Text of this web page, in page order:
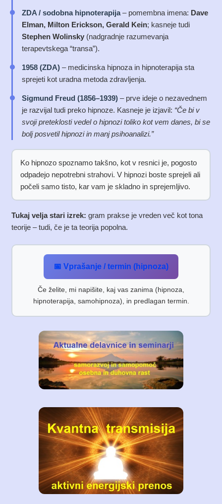
ZDA / sodobna hipnoterapija– pomembna imena: Dave
Elman, Milton Erickson, Gerald Kein; kasneje tudi
Stephen Wolinsky (nadgradnje razumevanja
terapevtskega “transa”).
1958 (ZDA) – medicinska hipnoza in hipnoterapija sta
sprejeti kot uradna metoda zdravljenja.
Sigmund Freud (1856–1939) – prve ideje o nezavednem
je razvijal tudi preko hipnoze. Kasneje je izjavil: “Če bi v
svoji preteklosti vedel o hipnozi toliko kot vem danes, bi se
bolj posvetil hipnozi in manj psihoanalizi.”
Ko hipnozo spoznamo takšno, kot v resnici je, pogosto
odpadejo nepotrebni strahovi. V hipnozi boste sprejeli ali
počeli samo tisto, kar vam je skladno in sprejemljivo.
Tukaj velja stari izrek: gram prakse je vreden več kot tona
teorije – tudi, če je ta teorija popolna.
📅 Vprašanje / termin (hipnoza)
Če želite, mi napišite, kaj vas zanima (hipnoza,
hipnoterapija, samohipnoza), in predlagan termin.